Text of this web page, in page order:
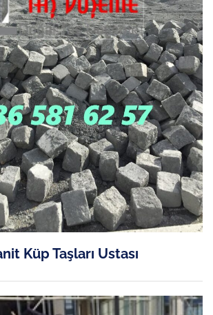
Küp Taşları Ustası